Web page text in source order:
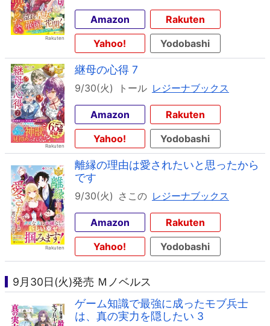
Amazon
Rakuten
Yahoo!
Yodobashi
継母の心得 7
9/30(火) トール レジーナブックス
Amazon
Rakuten
Yahoo!
Yodobashi
離縁の理由は愛されたいと思ったから
です
9/30(火) さこの レジーナブックス
Amazon
Rakuten
Yahoo!
Yodobashi
9月30日(火)発売 Ｍノベルス
ゲーム知識で最強に成ったモブ兵士
は、真の実力を隠したい 3